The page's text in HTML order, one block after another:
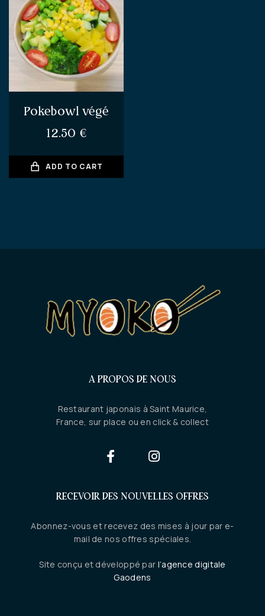
Pokebowl végé
12.50 €
ADD TO CART
A PROPOS DE NOUS
Restaurant japonais à Saint Maurice,
France, sur place ou en click & collect
RECEVOIR DES NOUVELLES OFFRES
Abonnez-vous et recevez des mises à jour par e-
mail de nos offres spéciales.
Site conçu et développé par l’agence digitale
Gaodens